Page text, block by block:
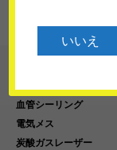
血管シーリング
電気メス
炭酸ガスレーザー
いいえ